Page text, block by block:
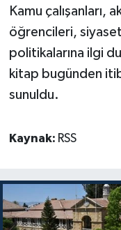
Kamu çalışanları,
öğrencileri,
politikalarına ilgi
kitap bugünden
sunuldu.
Kaynak: RSS